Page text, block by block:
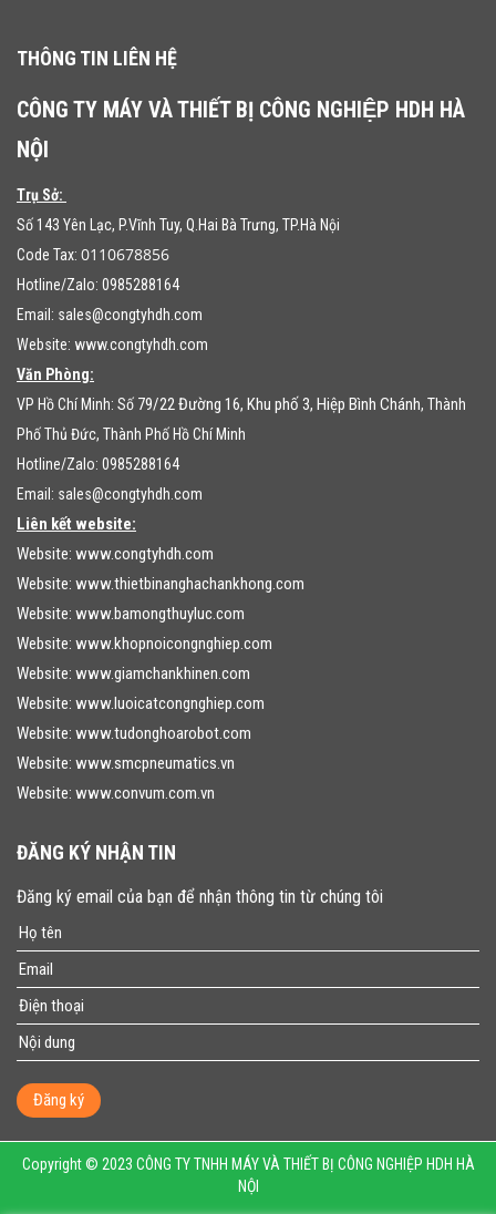
THÔNG TIN LIÊN HỆ
CÔNG TY MÁY VÀ THIẾT BỊ CÔNG NGHIỆP HDH HÀ
NỘI
Trụ Sở:
Số 143 Yên Lạc, P.Vĩnh Tuy, Q.Hai Bà Trưng, TP.Hà Nội
Code Tax: 0110678856
Hotline/Zalo: 0985288164
Email: sales@congtyhdh.com
Website: www.congtyhdh.com
Văn Phòng:
VP Hồ Chí Minh: Số 79/22 Đường 16, Khu phố 3, Hiệp Bình Chánh, Thành
Phố Thủ Đức, Thành Phố Hồ Chí Minh
Hotline/Zalo: 0985288164
Email: sales@congtyhdh.com
Liên kết website:
Website: www.congtyhdh.com
Website: www.thietbinanghachankhong.com
Website: www.bamongthuyluc.com
Website: www.khopnoicongnghiep.com
Website: www.giamchankhinen.com
Website: www.luoicatcongnghiep.com
Website: www.tudonghoarobot.com
Website: www.smcpneumatics.vn
Website: www.convum.com.vn
ĐĂNG KÝ NHẬN TIN
Đăng ký email của bạn để nhận thông tin từ chúng tôi
Đăng ký
Copyright © 2023 CÔNG TY TNHH MÁY VÀ THIẾT BỊ CÔNG NGHIỆP HDH HÀ
NỘI